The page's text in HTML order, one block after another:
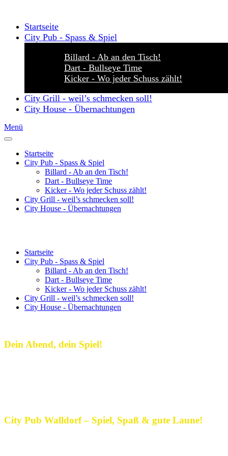
Startseite
City Pub - Spass & Spiel
Billard - Ab an den Tisch!
Dart - Bullseye Time
Kicker - Wo jeder Schuss zählt!
City Grill - weil’s schmecken soll!
City House - Übernachtungen
Menü
Startseite
City Pub - Spass & Spiel
Billard - Ab an den Tisch!
Dart - Bullseye Time
Kicker - Wo jeder Schuss zählt!
City Grill - weil’s schmecken soll!
City House - Übernachtungen
Startseite
City Pub - Spass & Spiel
Billard - Ab an den Tisch!
Dart - Bullseye Time
Kicker - Wo jeder Schuss zählt!
City Grill - weil’s schmecken soll!
City House - Übernachtungen
Dein Abend, dein Spiel!
City Pub Walldorf – Spiel, Spaß & gute Laune!